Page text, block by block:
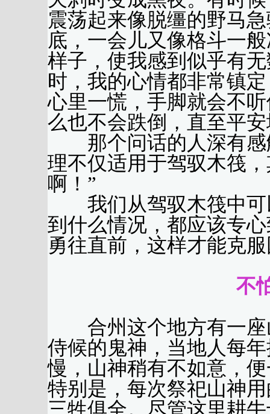
震荡起来像脱缰的野马
底，一会儿又像格斗一
样子，使我感到似乎有
时，我的心情都非常镇
心里一慌，手脚就会不
么也不会跌倒，直至平
那个问话的人深有感
理不仅适用于驾驭木筏
啊！”
我们从驾驭木筏中可
到什么情况，都应该专
勇往直前，这样才能克
不
合州这个地方有一座
侍候的鬼神，当地人每
慢，山神稍有不如意，
特别是，每次祭祀山神
三牲俱全。尽管这里耕